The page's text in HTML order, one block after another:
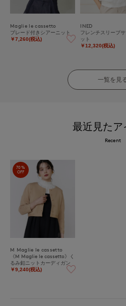
Maglie le cassetto
ブレード付きシアーニット
￥7,260(税込)
INED
フレンチスリーブ
ット
￥12,320(税込)
一覧を見
最近見たア
Recent
70%
OFF
M Maglie le cassetto
《M Maglie le cassetto》く
るみ釦ニットカーディガン
￥9,240(税込)